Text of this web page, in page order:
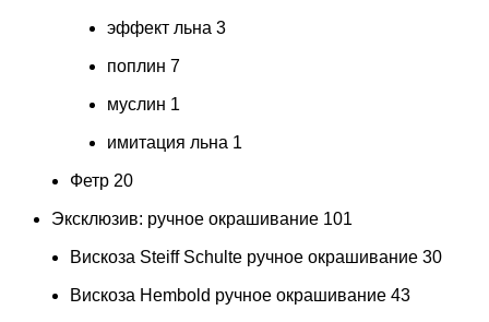
эффект льна 3
поплин 7
муслин 1
имитация льна 1
Фетр 20
Эксклюзив: ручное окрашивание 101
Вискоза Steiff Schulte ручное окрашивание 30
Вискоза Hembold ручное окрашивание 43